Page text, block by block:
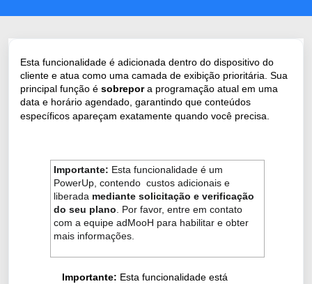
Esta funcionalidade é adicionada dentro do dispositivo do
cliente e atua como uma camada de exibição prioritária. Sua
principal função é sobrepora programação atual em uma
data e horário agendado, garantindo que conteúdos
específicos apareçam exatamente quando você precisa.
Importante: Esta funcionalidade é um
PowerUp, contendo custos adicionais e
liberada mediante solicitação e verificação
do seu plano . Por favor, entre em contato
com a equipe adMooH para habilitar e obter
mais informações.
Importante: Esta funcionalidade está